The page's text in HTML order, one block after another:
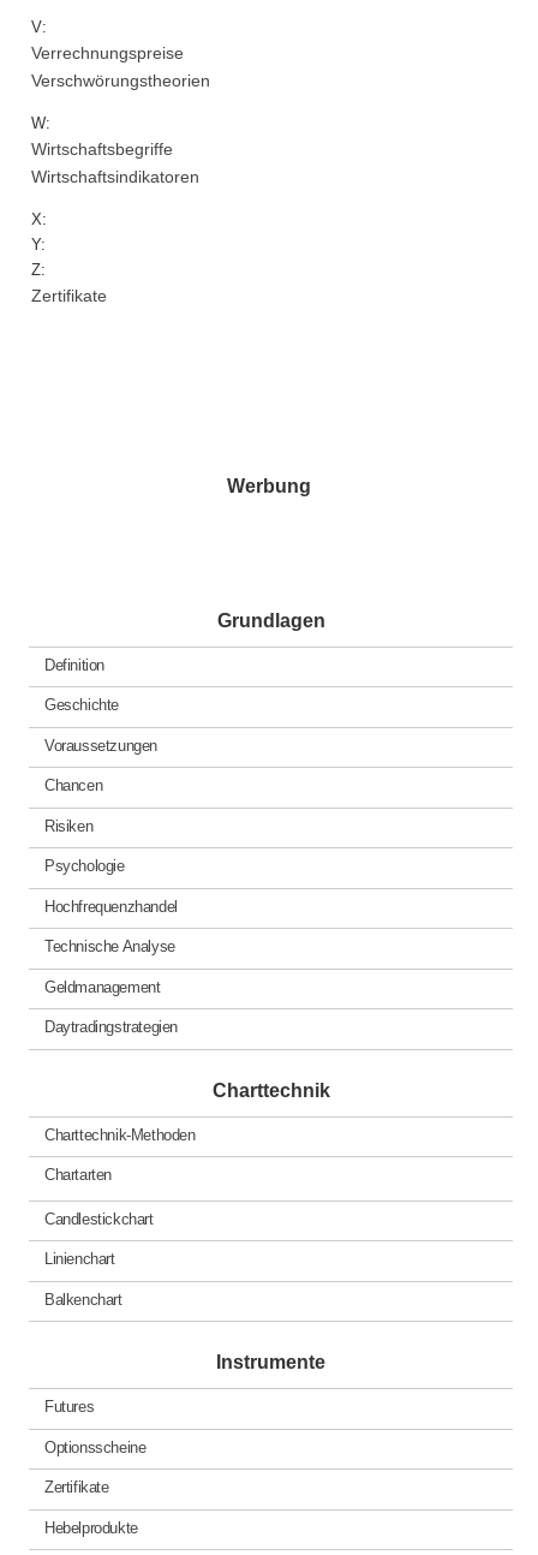
V:
Verrechnungspreise
Verschwörungstheorien
W:
Wirtschaftsbegriffe
Wirtschaftsindikatoren
X:
Y:
Z:
Zertifikate
Werbung
Grundlagen
Definition
Geschichte
Voraussetzungen
Chancen
Risiken
Psychologie
Hochfrequenzhandel
Technische Analyse
Geldmanagement
Daytradingstrategien
Charttechnik
Charttechnik-Methoden
Chartarten
Candlestickchart
Linienchart
Balkenchart
Instrumente
Futures
Optionsscheine
Zertifikate
Hebelprodukte